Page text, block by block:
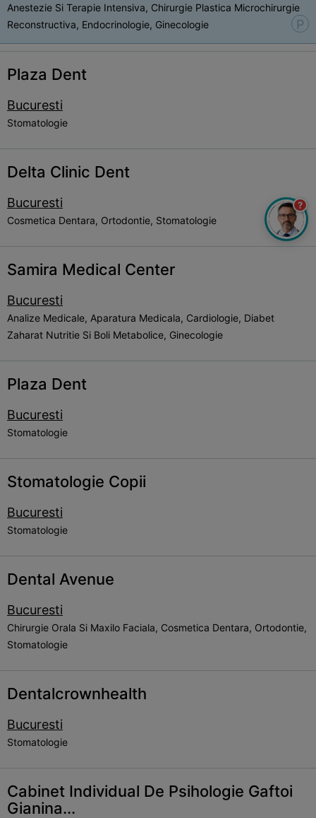
Anestezie Si Terapie Intensiva, Chirurgie Plastica Microchirurgie
Reconstructiva, Endocrinologie, Ginecologie
P
Plaza Dent
Bucuresti
Stomatologie
Delta Clinic Dent
Bucuresti
Cosmetica Dentara, Ortodontie, Stomatologie
Samira Medical Center
Bucuresti
Analize Medicale, Aparatura Medicala, Cardiologie, Diabet
Zaharat Nutritie Si Boli Metabolice, Ginecologie
Plaza Dent
Bucuresti
Stomatologie
Stomatologie Copii
Bucuresti
Stomatologie
Dental Avenue
Bucuresti
Chirurgie Orala Si Maxilo Faciala, Cosmetica Dentara, Ortodontie,
Stomatologie
Dentalcrownhealth
Bucuresti
Stomatologie
Cabinet Individual De Psihologie Gaftoi
Gianina...
?